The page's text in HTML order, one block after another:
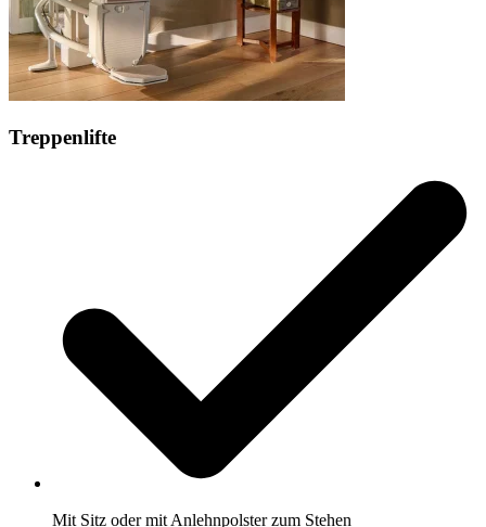
Treppenlifte
Mit Sitz oder mit Anlehnpolster zum Stehen